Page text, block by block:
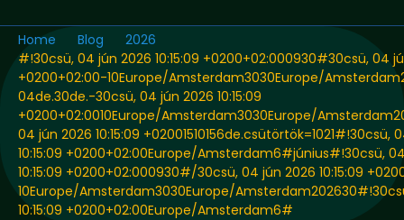
Home Blog
2026
#!30csü, 04 jún 2026 10:15:09 +0200+02:000930#30csü, 04
+0200+02:00-10Europe/Amsterdam3030Europe/
04de.30de.-30csü, 04 jún 2026 10:15:09
+0200+02:0010Europe/Amsterdam3030Europe/
04 jún 2026 10:15:09 +02001510156de.csütörtök=1021#!30csü,
10:15:09 +0200+02:00Europe/Amsterdam6#június#!30csü,
10:15:09 +0200+02:000930#/30csü, 04 jún 2026 10:15:09
10Europe/Amsterdam3030Europe/
10:15:09 +0200+02:00Europe/Amsterdam6#